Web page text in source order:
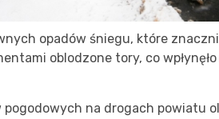
opadów śniegu, które
oblodzone tory, co
na drogach powiatu